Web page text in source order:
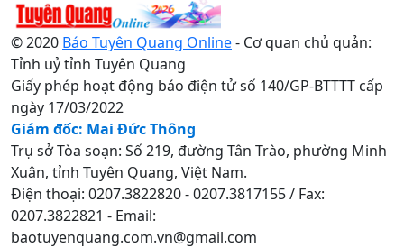
© 2020 Báo Tuyên Quang Online- Cơ quan chủ quản:
Tỉnh uỷ tỉnh Tuyên Quang
Giấy phép hoạt động báo điện tử số 140/GP-BTTTT cấp
ngày 17/03/2022
Giám đốc: Mai Đức Thông
Trụ sở Tòa soạn: Số 219, đường Tân Trào, phường Minh
Xuân, tỉnh Tuyên Quang, Việt Nam.
Điện thoại: 0207.3822820 - 0207.3817155 / Fax:
0207.3822821 - Email:
baotuyenquang.com.vn@gmail.com